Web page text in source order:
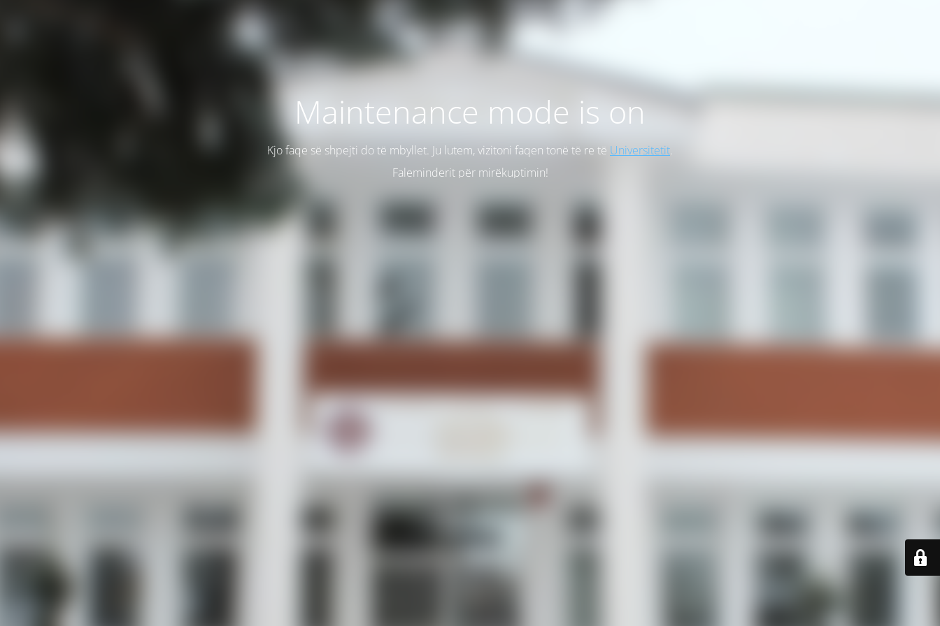
Maintenance mode is on
Kjo faqe së shpejti do të mbyllet. Ju lutem, vizitoni faqen tonë të re të Universitetit.
Faleminderit për mirëkuptimin!